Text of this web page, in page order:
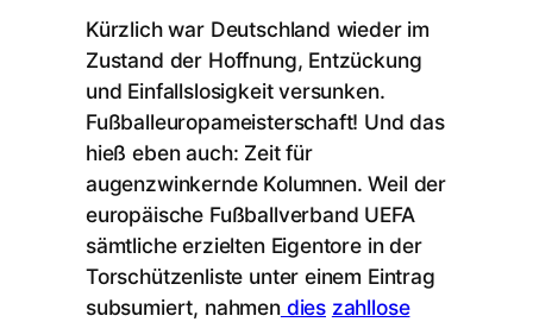
Kürzlich war Deutschland wieder im
Zustand der Hoffnung, Entzückung
und Einfallslosigkeit versunken.
Fußballeuropameisterschaft! Und das
hieß eben auch: Zeit für
augenzwinkernde Kolumnen. Weil der
europäische Fußballverband UEFA
sämtliche erzielten Eigentore in der
Torschützenliste unter einem Eintrag
subsumiert, nahmendies zahllose